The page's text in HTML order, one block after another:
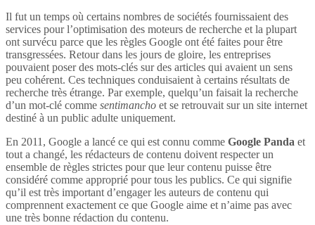
Il fut un temps où certains nombres de sociétés fournissaient des
services pour l’optimisation des moteurs de recherche et la plupart
ont survécu parce que les règles Google ont été faites pour être
transgressées. Retour dans les jours de gloire, les entreprises
pouvaient poser des mots-clés sur des articles qui avaient un sens
peu cohérent. Ces techniques conduisaient à certains résultats de
recherche très étrange. Par exemple, quelqu’un faisait la recherche
d’un mot-clé comme sentimancho et se retrouvait sur un site internet
destiné à un public adulte uniquement.
En 2011, Google a lancé ce qui est connu comme Google Panda et
tout a changé, les rédacteurs de contenu doivent respecter un
ensemble de règles strictes pour que leur contenu puisse être
considéré comme approprié pour tous les publics. Ce qui signifie
qu’il est très important d’engager les auteurs de contenu qui
comprennent exactement ce que Google aime et n’aime pas avec
une très bonne rédaction du contenu.